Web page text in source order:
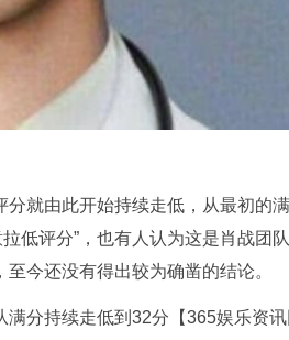
就由此开始持续走低，从最初的
低评分”，也有人认为这是肖战团队
今还没有得出较为确凿的结论。